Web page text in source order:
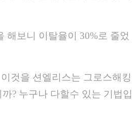
해보니 이탈율이 30%로 줄었
것을 션엘리스는 그로스해킹
? 누구나 다할수 있는 기법입